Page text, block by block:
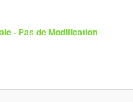
- Pas de Modification